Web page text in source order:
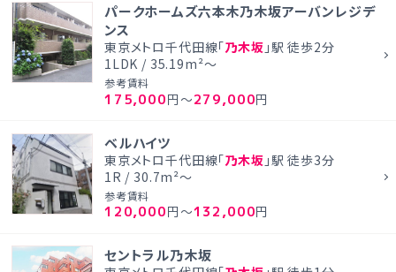
パークホームズ六本木乃木坂アーバンレジデ
ンス
東京メトロ千代田線「乃木坂 」駅 徒歩2分
1LDK / 35.19m²～
参考賃料
175,000円～279,000円
ベルハイツ
東京メトロ千代田線「乃木坂 」駅 徒歩3分
1R / 30.7m²～
参考賃料
120,000円～132,000円
セントラル乃木坂